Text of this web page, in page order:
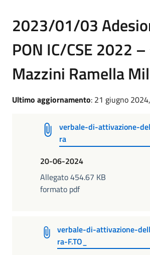
2023/01/03
PON IC/CSE 2022
Mazzini Ramella
Ultimo aggiornamento: 21 giugno
verbale-di-attivazione-
ra
20-06-2024
Allegato 454.67 KB
formato pdf
verbale-di-attivazione-
ra-F.TO_